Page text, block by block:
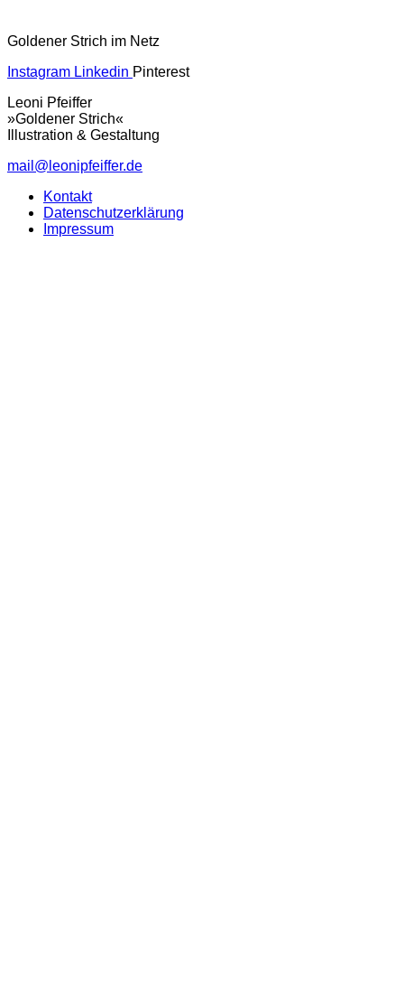
Goldener Strich im Netz
Instagram Linkedin Pinterest
Leoni Pfeiffer
»Goldener Strich«
Illustration & Gestaltung
mail@leonipfeiffer.de
Kontakt
Datenschutzerklärung
Impressum